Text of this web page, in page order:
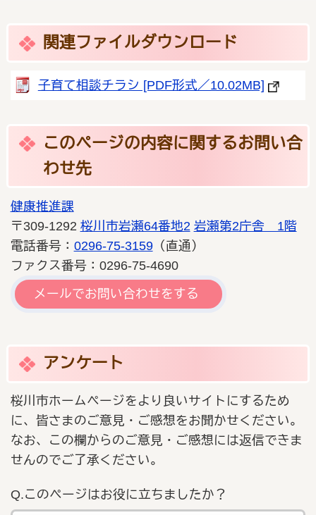
関連ファイルダウンロード
子育て相談チラシ [PDF形式／10.02MB]
このページの内容に関するお問い合
わせ先
健康推進課
〒309-1292 桜川市岩瀬64番地2 岩瀬第2庁舎 1階
電話番号： 0296-75-3159（直通）
ファクス番号：0296-75-4690
メールでお問い合わせをする
アンケート
桜川市ホームページをより良いサイトにするため
に、皆さまのご意見・ご感想をお聞かせください。
なお、この欄からのご意見・ご感想には返信できま
せんのでご了承ください。
Q.このページはお役に立ちましたか？